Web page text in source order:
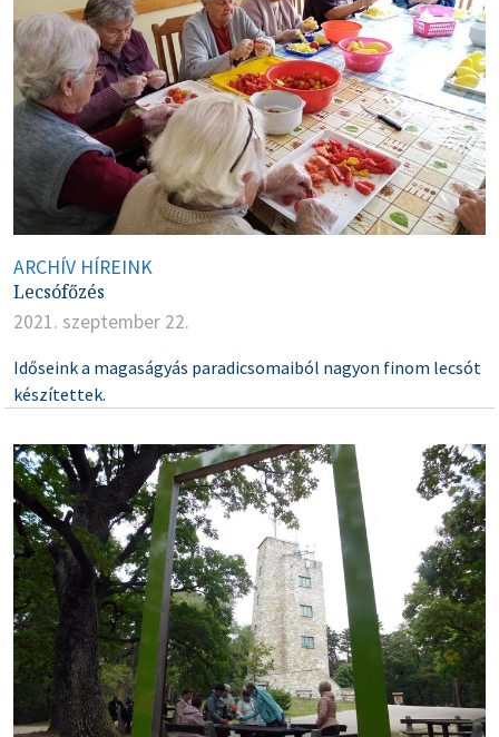
ARCHÍV HÍREINK
Lecsófőzés
2021. szeptember 22.
Időseink a magaságyás paradicsomaiból nagyon finom lecsót
készítettek.